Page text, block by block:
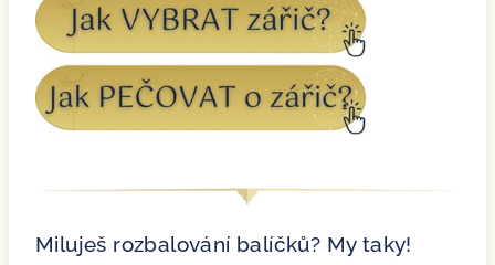
Miluješ rozbalování balíčků? My taky!